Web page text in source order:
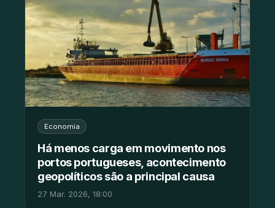
Economia
Há menos carga em movimento nos
portos portugueses, acontecimento
geopolíticos são a principal causa
27 Mar. 2026, 18:00